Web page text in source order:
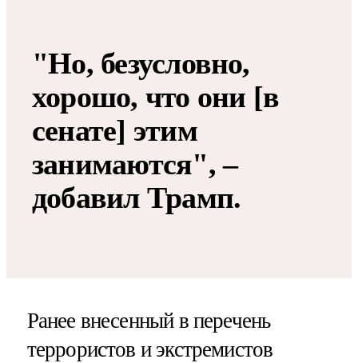
"Но, безусловно,
хорошо, что они [в
сенате] этим
занимаются", –
добавил Трамп.
Ранее внесенный в перечень
террористов и экстремистов